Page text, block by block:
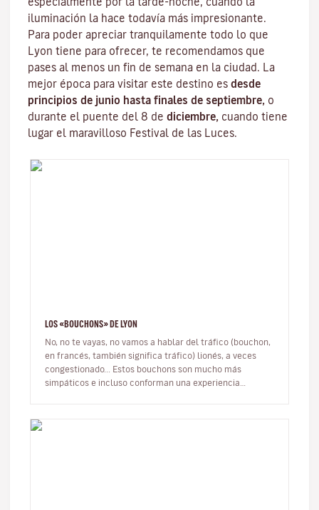
iluminación la hace todavía más impresionante.
Para poder apreciar tranquilamente todo lo que
Lyon tiene para ofrecer, te recomendamos que
pases al menos un fin de semana en la ciudad. La
mejor época para visitar este destino es desde
principios de junio hasta finales de septiembre, o
durante el puente del 8 de diciembre, cuando tiene
lugar el maravilloso Festival de las Luces.
LOS «BOUCHONS» DE LYON
No, no te vayas, no vamos a hablar del tráfico (bouchon,
en francés, también significa tráfico) lionés, a veces
congestionado... Estos bouchons son mucho más
simpáticos e incluso conforman una experiencia